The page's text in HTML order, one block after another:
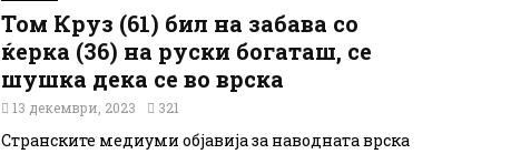
Том Круз (61) бил на забава со
ќерка (36) на руски богаташ, се
шушка дека се во врска
13 декември, 2023 321
Странските медиуми објавија за наводната врска